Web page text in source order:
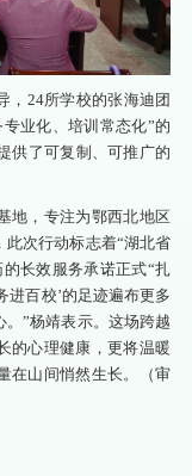
，24所学校的张海迪团
业化、培训常态化”的
供了可复制、可推广的
地，专注为鄂西北地区
次行动标志着“湖北省
长效服务承诺正式“扎
进百校’的足迹遍布更多
”杨靖表示。 这场跨越
的心理健康，更将温暖
在山间悄然生长。
（审